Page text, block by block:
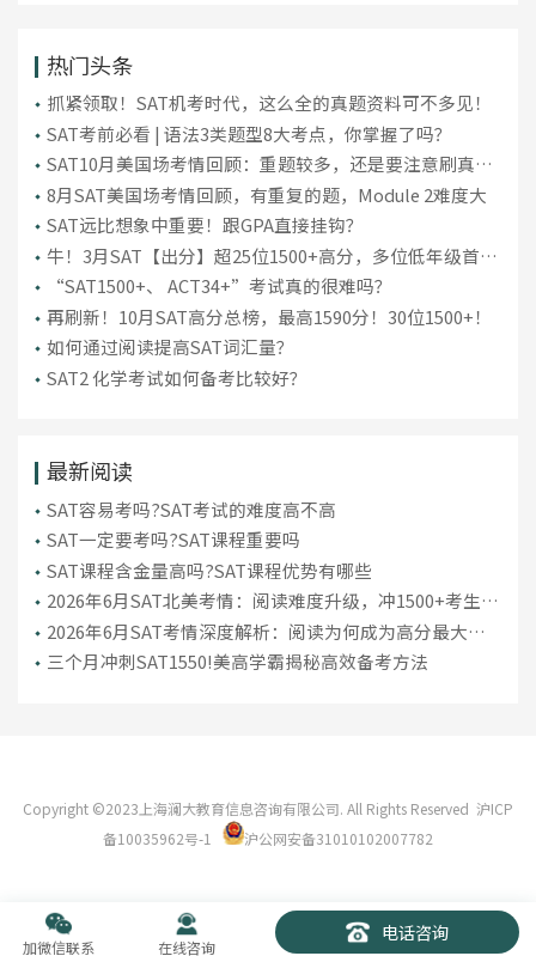
热门头条
抓紧领取！SAT机考时代，这么全的真题资料可不多见！
SAT考前必看 | 语法3类题型8大考点，你掌握了吗？
SAT10月美国场考情回顾：重题较多，还是要注意刷真
题！
8月SAT美国场考情回顾，有重复的题，Module 2难度大
SAT远比想象中重要！跟GPA直接挂钩？
牛！3月SAT【出分】超25位1500+高分，多位低年级首考
“上岸”！
“SAT1500+、 ACT34+”考试真的很难吗？
再刷新！10月SAT高分总榜，最高1590分！30位1500+！
如何通过阅读提高SAT词汇量？
SAT2 化学考试如何备考比较好？
最新阅读
SAT容易考吗?SAT考试的难度高不高
SAT一定要考吗?SAT课程重要吗
SAT课程含金量高吗?SAT课程优势有哪些
2026年6月SAT北美考情：阅读难度升级，冲1500+考生暑
期备考要变了!
2026年6月SAT考情深度解析：阅读为何成为高分最大拦
路虎?
三个月冲刺SAT1550!美高学霸揭秘高效备考方法
Copyright ©2023上海澜大教育信息咨询有限公司. All Rights Reserved 沪ICP
备10035962号-1
沪公网安备31010102007782
加微信联系 在线咨询
电话咨询